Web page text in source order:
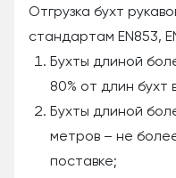
Отгрузка бухт
стандартам EN853,
Бухты длиной
80% от длин бухт
Бухты длиной
метров – не
поставке;